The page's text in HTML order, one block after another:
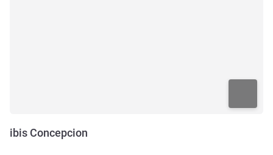
ibis Concepcion